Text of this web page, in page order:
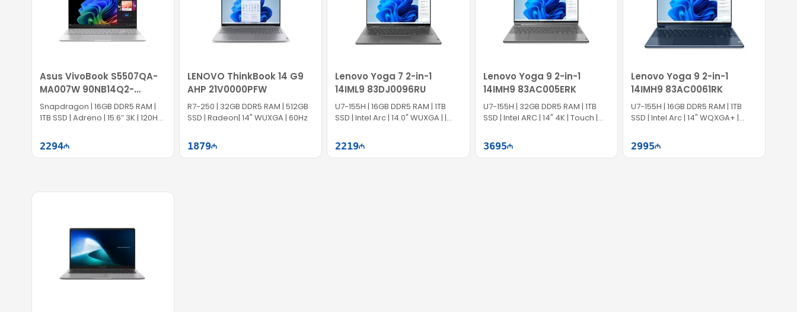
Asus VivoBook S5507QA-
MA007W 90NB14Q2-
M005F0
Snapdragon | 16GB DDR5 RAM |
1TB SSD | Adreno | 15.6″ 3K | 120Hz |
2294
LENOVO ThinkBook 14 G9
AHP 21V0000PFW
R7-250 | 32GB DDR5 RAM | 512GB
SSD | Radeon| 14" WUXGA | 60Hz
1879
Lenovo Yoga 7 2-in-1
14IML9 83DJ0096RU
U7-155H | 16GB DDR5 RAM | 1TB
SSD | Intel Arc | 14.0" WUXGA | |
2219
Lenovo Yoga 9 2-in-1
14IMH9 83AC005ERK
U7-155H | 32GB DDR5 RAM | 1TB
SSD | Intel ARC | 14" 4K | Touch |
3695
Lenovo Yoga 9 2-in-1
14IMH9 83AC0061RK
U7-155H | 16GB DDR5 RAM | 1TB
SSD | Intel Arc | 14" WQXGA+ |
2995